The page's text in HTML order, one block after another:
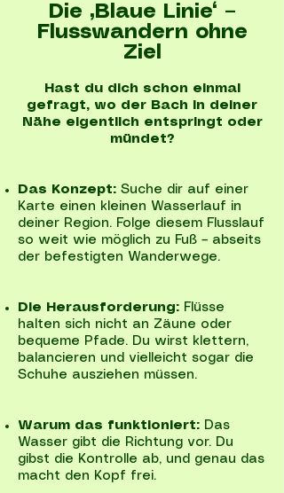
Die „Blaue Linie“ –
Flusswandern ohne
Ziel
Hast du dich schon einmal
gefragt, wo der Bach in deiner
Nähe eigentlich entspringt oder
mündet?
Das Konzept: Suche dir auf einer
Karte einen kleinen Wasserlauf in
deiner Region. Folge diesem Flusslauf
so weit wie möglich zu Fuß – abseits
der befestigten Wanderwege.
Die Herausforderung: Flüsse
halten sich nicht an Zäune oder
bequeme Pfade. Du wirst klettern,
balancieren und vielleicht sogar die
Schuhe ausziehen müssen.
Warum das funktioniert: Das
Wasser gibt die Richtung vor. Du
gibst die Kontrolle ab, und genau das
macht den Kopf frei.